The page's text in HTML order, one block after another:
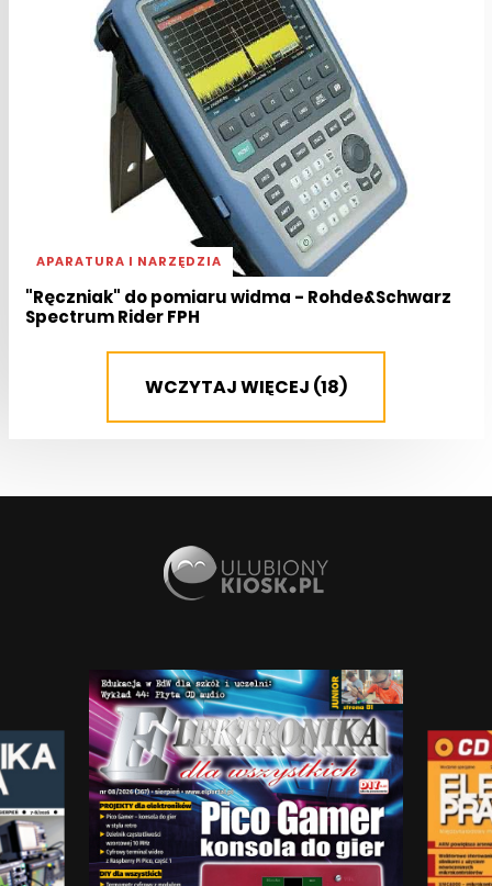
APARATURA I NARZĘDZIA
"Ręczniak" do pomiaru widma - Rohde&Schwarz
Spectrum Rider FPH
Obsługa wyświetlacza ze sterownikiem SSD1306
WCZYTAJ WIĘCEJ (18)